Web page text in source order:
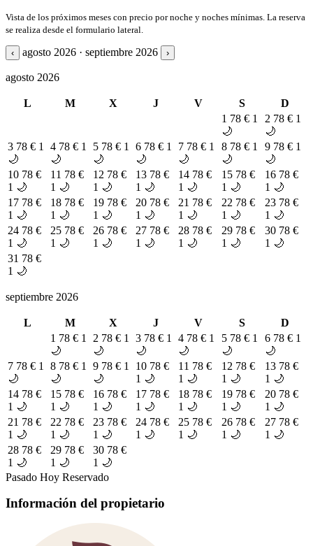
Vista de los próximos meses con precio por noche y noches mínimas. La reserva
se realiza desde el formulario lateral.
‹ agosto 2026 · septiembre 2026 ›
agosto 2026
L M X J V S
D
1 78 € 1
🌙
2 78 € 1
🌙
3 78 € 1
🌙
4 78 € 1
🌙
5 78 € 1
🌙
6 78 € 1
🌙
7 78 € 1
🌙
8 78 € 1
🌙
9 78 € 1
🌙
10 78 €
1 🌙
11 78 €
1 🌙
12 78 €
1 🌙
13 78 €
1 🌙
14 78 €
1 🌙
15 78 €
1 🌙
16 78 €
1 🌙
17 78 €
1 🌙
18 78 €
1 🌙
19 78 €
1 🌙
20 78 €
1 🌙
21 78 €
1 🌙
22 78 €
1 🌙
23 78 €
1 🌙
24 78 €
1 🌙
25 78 €
1 🌙
26 78 €
1 🌙
27 78 €
1 🌙
28 78 €
1 🌙
29 78 €
1 🌙
30 78 €
1 🌙
31 78 €
1 🌙
septiembre 2026
L M X J V S
D
1 78 € 1
🌙
2 78 € 1
🌙
3 78 € 1
🌙
4 78 € 1
🌙
5 78 € 1
🌙
6 78 € 1
🌙
7 78 € 1
🌙
8 78 € 1
🌙
9 78 € 1
🌙
10 78 €
1 🌙
11 78 €
1 🌙
12 78 €
1 🌙
13 78 €
1 🌙
14 78 €
1 🌙
15 78 €
1 🌙
16 78 €
1 🌙
17 78 €
1 🌙
18 78 €
1 🌙
19 78 €
1 🌙
20 78 €
1 🌙
21 78 €
1 🌙
22 78 €
1 🌙
23 78 €
1 🌙
24 78 €
1 🌙
25 78 €
1 🌙
26 78 €
1 🌙
27 78 €
1 🌙
28 78 €
1 🌙
29 78 €
1 🌙
30 78 €
1 🌙
Pasado Hoy Reservado
Información del propietario